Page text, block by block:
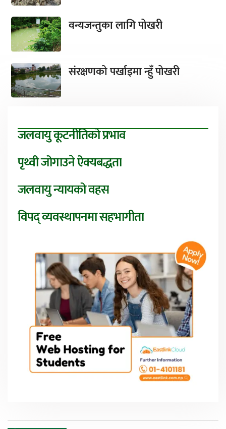
वन्यजन्तुका लागि पोखरी
संरक्षणको पर्खाइमा न्हुँ पोखरी
जलवायु कूटनीतिको प्रभाव
पृथ्वी जोगाउने ऐक्यबद्धता
जलवायु न्यायको वहस
विपद् व्यवस्थापनमा सहभागीता